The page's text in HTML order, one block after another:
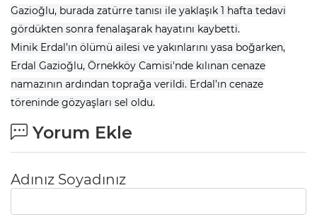
Gazioğlu, burada zatürre tanısı ile yaklaşık 1 hafta tedavi
gördükten sonra fenalaşarak hayatını kaybetti.
Minik Erdal’ın ölümü ailesi ve yakınlarını yasa boğarken,
Erdal Gazioğlu, Örnekköy Camisi'nde kılınan cenaze
namazının ardından toprağa verildi. Erdal’ın cenaze
töreninde gözyaşları sel oldu.
Yorum Ekle
Adınız Soyadınız